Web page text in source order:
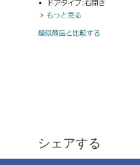
シェアする